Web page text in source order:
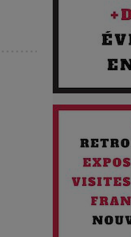
silences
Les
la
survie
Santé
Journée